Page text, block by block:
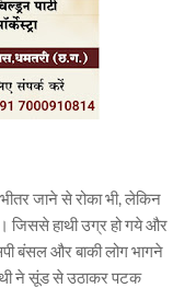
जाने से रोका भी, लेकिन
जिससे हाथी उग्र हो गये और
बंसल और बाकी लोग भागने
ने सूंड से उठाकर पटक